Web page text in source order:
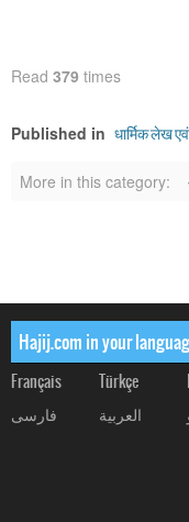
Read 379 times
Published in धार्मिक लेख
More in this category:
Hajij.com in your
Français Türkçe
فارسی
العربیة